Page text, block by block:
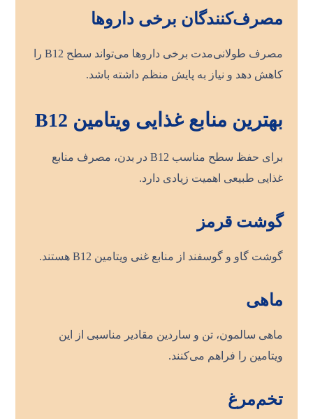
مصرف‌کنندگان برخی داروها
مصرف طولانی‌مدت برخی داروها می‌تواند سطح B12 را
کاهش دهد و نیاز به پایش منظم داشته باشد.
بهترین منابع غذایی ویتامین B12
برای حفظ سطح مناسب B12 در بدن، مصرف منابع
غذایی طبیعی اهمیت زیادی دارد.
گوشت قرمز
گوشت گاو و گوسفند از منابع غنی ویتامین B12 هستند.
ماهی
ماهی سالمون، تن و ساردین مقادیر مناسبی از این
ویتامین را فراهم می‌کنند.
تخم‌مرغ